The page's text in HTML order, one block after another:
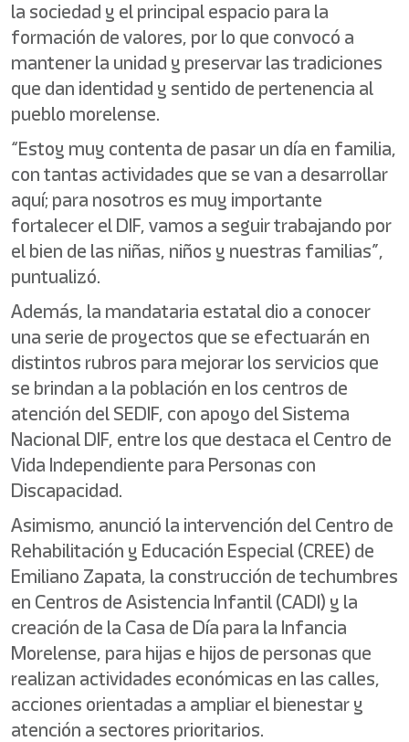
la sociedad y el principal espacio para la
formación de valores, por lo que convocó a
mantener la unidad y preservar las tradiciones
que dan identidad y sentido de pertenencia al
pueblo morelense.
“Estoy muy contenta de pasar un día en familia,
con tantas actividades que se van a desarrollar
aquí; para nosotros es muy importante
fortalecer el DIF, vamos a seguir trabajando por
el bien de las niñas, niños y nuestras familias”,
puntualizó.
Además, la mandataria estatal dio a conocer
una serie de proyectos que se efectuarán en
distintos rubros para mejorar los servicios que
se brindan a la población en los centros de
atención del SEDIF, con apoyo del Sistema
Nacional DIF, entre los que destaca el Centro de
Vida Independiente para Personas con
Discapacidad.
Asimismo, anunció la intervención del Centro de
Rehabilitación y Educación Especial (CREE) de
Emiliano Zapata, la construcción de techumbres
en Centros de Asistencia Infantil (CADI) y la
creación de la Casa de Día para la Infancia
Morelense, para hijas e hijos de personas que
realizan actividades económicas en las calles,
acciones orientadas a ampliar el bienestar y
atención a sectores prioritarios.